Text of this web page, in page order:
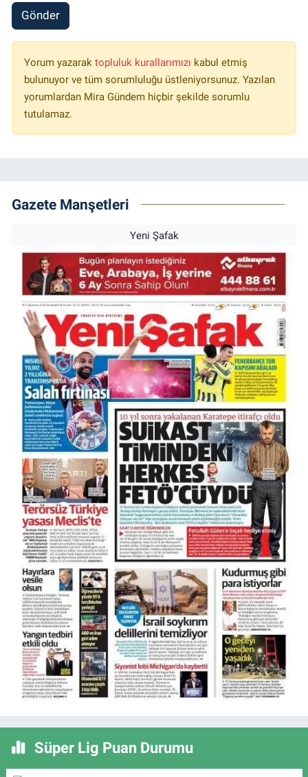
Gönder
Yorum yazarak topluluk kurallarımızı kabul etmiş
bulunuyor ve tüm sorumluluğu üstleniyorsunuz. Yazılan
yorumlardan Mira Gündem hiçbir şekilde sorumlu
tutulamaz.
Gazete Manşetleri
Yeni Şafak
Süper Lig Puan Durumu